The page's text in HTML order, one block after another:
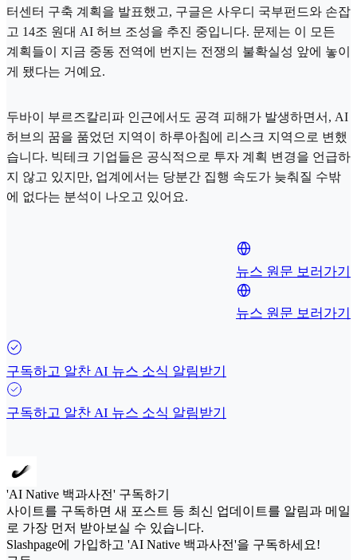
터센터 구축 계획을 발표했고, 구글은 사우디 국부펀드와 손잡
고 14조 원대 AI 허브 조성을 추진 중입니다. 문제는 이 모든
계획들이 지금 중동 전역에 번지는 전쟁의 불확실성 앞에 놓이
게 됐다는 거예요.
두바이 부르즈칼리파 인근에서도 공격 피해가 발생하면서, AI
허브의 꿈을 품었던 지역이 하루아침에 리스크 지역으로 변했
습니다. 빅테크 기업들은 공식적으로 투자 계획 변경을 언급하
지 않고 있지만, 업계에서는 당분간 집행 속도가 늦춰질 수밖
에 없다는 분석이 나오고 있어요.
뉴스 원문 보러가기
뉴스 원문 보러가기
구독하고 알찬 AI 뉴스 소식 알림받기
구독하고 알찬 AI 뉴스 소식 알림받기
'AI Native 백과사전' 구독하기
사이트를 구독하면 새 포스트 등 최신 업데이트를 알림과 메일
로 가장 먼저 받아보실 수 있습니다.
Slashpage에 가입하고 'AI Native 백과사전'을 구독하세요!